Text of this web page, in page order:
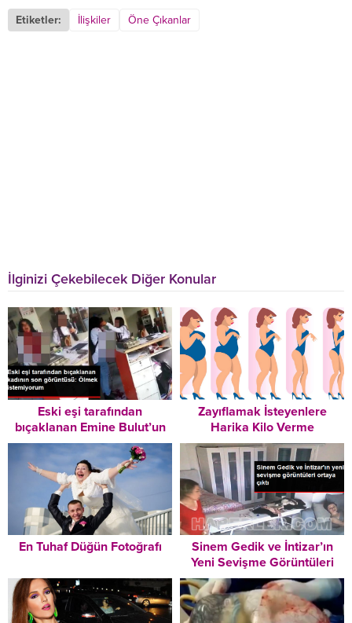
Etiketler: İlişkiler Öne Çıkanlar
İlginizi Çekebilecek Diğer Konular
Eski eşi tarafından
bıçaklanan Emine Bulut’un
son görüntüsü ortaya çıktı:
Ölmek istemiyorum
Zayıflamak İsteyenlere
Harika Kilo Verme
Tavsiyeleri – Mutlaka
Okuyun!
En Tuhaf Düğün Fotoğrafı
Sinem Gedik ve İntizar’ın
Yeni Sevişme Görüntüleri
Ortaya Çıktı